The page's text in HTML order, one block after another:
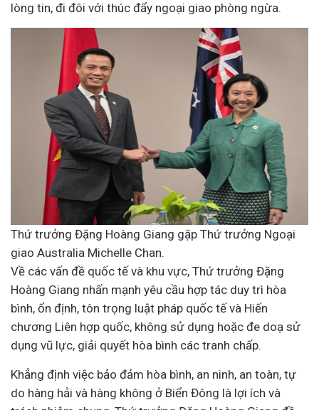
lòng tin, đi đôi với thúc đẩy ngoại giao phòng ngừa.
Thứ trưởng Đặng Hoàng Giang gặp Thứ trưởng Ngoại
giao Australia Michelle Chan.
Về các vấn đề quốc tế và khu vực, Thứ trưởng Đặng
Hoàng Giang nhấn mạnh yêu cầu hợp tác duy trì hòa
bình, ổn định, tôn trọng luật pháp quốc tế và Hiến
chương Liên hợp quốc, không sử dụng hoặc đe doạ sử
dụng vũ lực, giải quyết hòa bình các tranh chấp.
Khẳng định việc bảo đảm hòa bình, an ninh, an toàn, tự
do hàng hải và hàng không ở Biển Đông là lợi ích và